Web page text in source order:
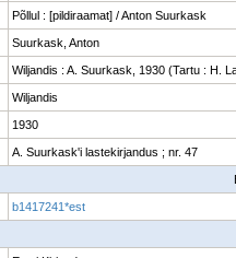
Põllul : [pildiraamat] / Anton Suurkask
Suurkask, Anton
Wiljandis : A. Suurkask, 1930 (Tartu : H.
Wiljandis
1930
A. Suurkask'i lastekirjandus ; nr. 47
b1417241*est